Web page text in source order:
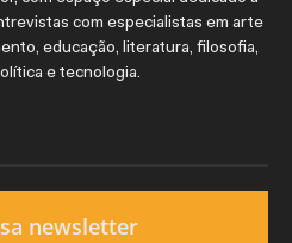
com especialistas em arte
educação, literatura, filosofia,
e tecnologia.
newsletter